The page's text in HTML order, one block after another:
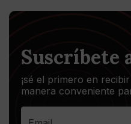
Suscríbete
¡sé el primero en
manera conveniente